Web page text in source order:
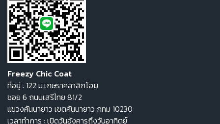
Freezy Chic Coat
ที่อยู่ : 122 ม.เกษราคลาสิกโฮม
ซอย 6 ถนนเสรีไทย 81/2
แขวงคันนายาว เขตคันนายาว กทม 10230
เวลาทำการ : เปิดวันอังคารถึงวันอาทิตย์